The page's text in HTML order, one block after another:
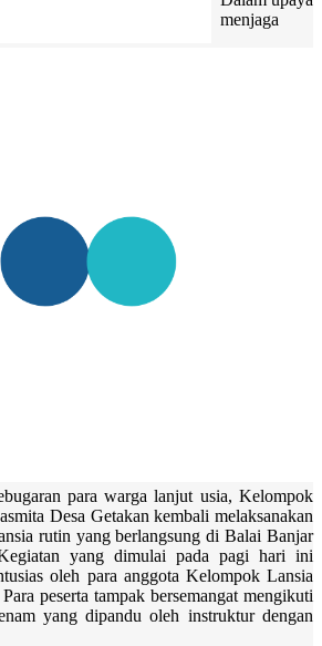
menjaga
para warga lanjut usia, Kelompok
Desa Getakan kembali melaksanakan
rutin yang berlangsung di Balai Banjar
yang dimulai pada pagi hari ini
oleh para anggota Kelompok Lansia
peserta tampak bersemangat mengikuti
yang dipandu oleh instruktur dengan